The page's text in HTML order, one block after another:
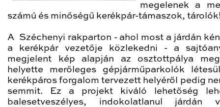
megelenek a
számú és minőségű kerékpár-támaszok,
A Széchenyi rakparton - ahol most a járdán
a kerékpár vezetője közlekedni - a
megjelent kép alapján az osztottpálya
helyette merőleges gépjárműparkolók
kerékpáros forgalom tervezett helyéről pedig
semmit. Ez a projekt kiváló lehetőség
balesetveszélyes, indokolatlanul járdán